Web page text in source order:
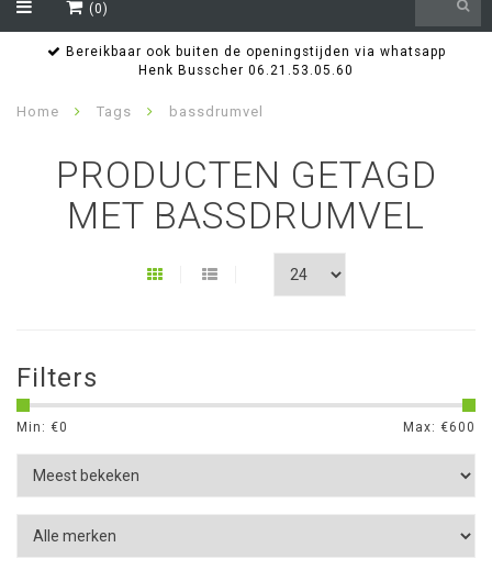
(0)
Bereikbaar ook buiten de openingstijden via whatsapp
Henk Busscher 06.21.53.05.60
Home Tags bassdrumvel
PRODUCTEN GETAGD
MET BASSDRUMVEL
Filters
Min: €0 Max: €600